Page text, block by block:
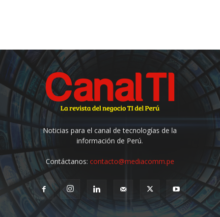
Noticias para el canal de tecnologías de la
información de Perú.
Contáctanos: contacto@mediacomm.pe